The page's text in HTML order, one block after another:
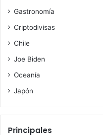
Gastronomía
Criptodivisas
Chile
Joe Biden
Oceanía
Japón
Principales